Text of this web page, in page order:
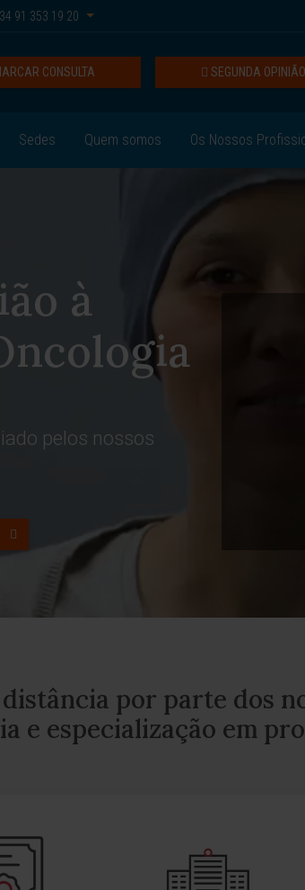
91 353 19 20
SEGUNDA
CONSULTA
Sedes Quem somos Os Nossos
à
pelos nossos
por parte dos
e especialização em